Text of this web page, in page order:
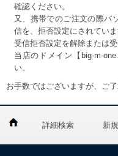
確認ください。
又、携帯でのご注文の際パ
信を、拒否設定にされてい
受信拒否設定を解除または
当店のドメイン【big-m-
い。
お手数ではございますが、ご
詳細検索 新